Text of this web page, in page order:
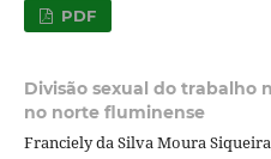
PDF
Divisão sexual do trabalho
no norte fluminense
Franciely da Silva Moura